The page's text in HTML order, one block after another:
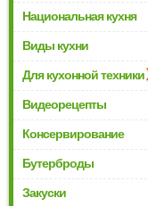
Национальная кухня
Виды кухни
Для кухонной техники
Видеорецепты
Консервирование
Бутерброды
Закуски